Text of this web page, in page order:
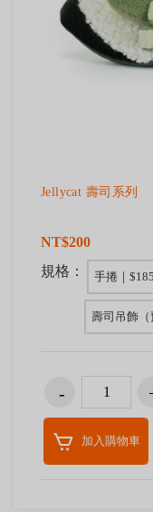
Jellycat 壽司系列
NT$200
規格：
手捲｜
壽司吊飾（
加入購物車